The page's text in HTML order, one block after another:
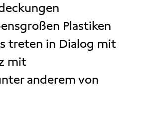
Plastiken
treten in Dialog mit
mit
anderem von